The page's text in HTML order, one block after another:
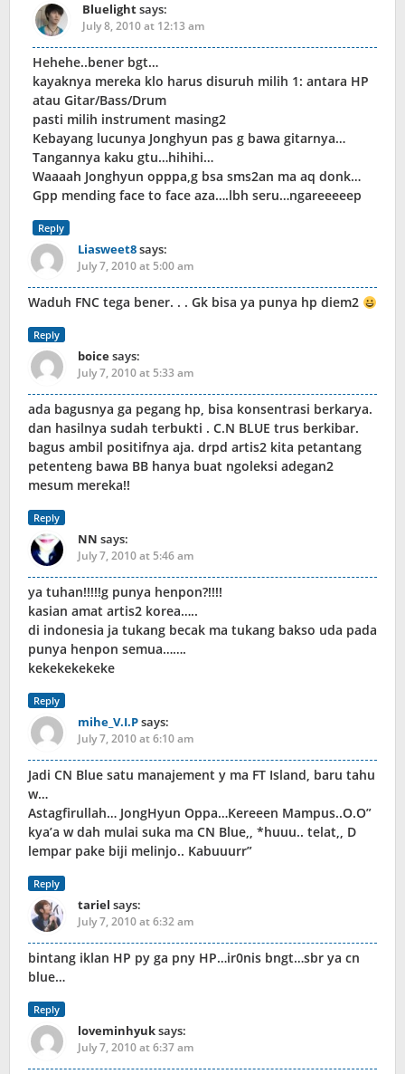
Bluelightsays:
July 8, 2010 at 12:13 am
Hehehe..bener bgt…
kayaknya mereka klo harus disuruh milih 1: antara HP
atau Gitar/Bass/Drum
pasti milih instrument masing2
Kebayang lucunya Jonghyun pas g bawa gitarnya…
Tangannya kaku gtu…hihihi…
Waaaah Jonghyun opppa,g bsa sms2an ma aq donk…
Gpp mending face to face aza….lbh seru…ngareeeeep
Reply
Liasweet8says:
July 7, 2010 at 5:00 am
Waduh FNC tega bener. . . Gk bisa ya punya hp diem2
Reply
boicesays:
July 7, 2010 at 5:33 am
ada bagusnya ga pegang hp, bisa konsentrasi berkarya.
dan hasilnya sudah terbukti . C.N BLUE trus berkibar.
bagus ambil positifnya aja. drpd artis2 kita petantang
petenteng bawa BB hanya buat ngoleksi adegan2
mesum mereka!!
Reply
NN says:
July 7, 2010 at 5:46 am
ya tuhan!!!!!g punya henpon?!!!!
kasian amat artis2 korea…..
di indonesia ja tukang becak ma tukang bakso uda pada
punya henpon semua…….
kekekekekeke
Reply
mihe_V.I.Psays:
July 7, 2010 at 6:10 am
Jadi CN Blue satu manajement y ma FT Island, baru tahu
w…
Astagfirullah… JongHyun Oppa…Kereeen Mampus..O.O”
kya’a w dah mulai suka ma CN Blue,, *huuu.. telat,, D
lempar pake biji melinjo.. Kabuuurr”
Reply
tariel says:
July 7, 2010 at 6:32 am
bintang iklan HP py ga pny HP…ir0nis bngt…sbr ya cn
blue…
Reply
loveminhyuksays:
July 7, 2010 at 6:37 am